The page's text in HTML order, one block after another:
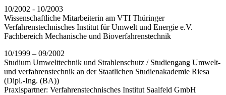
10/2002 - 10/2003
Wissenschaftliche Mitarbeiterin am VTI Thüringer
Verfahrenstechnisches Institut für Umwelt und Energie e.V.
Fachbereich Mechanische und Bioverfahrenstechnik
10/1999 – 09/2002
Studium Umwelttechnik und Strahlenschutz / Studiengang Umwelt-
und verfahrenstechnik an der Staatlichen Studienakademie Riesa
(Dipl.-Ing. (BA))
Praxispartner: Verfahrenstechnisches Institut Saalfeld GmbH